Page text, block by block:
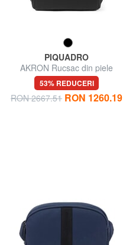
PIQUADRO
AKRON Rucsac din piele
pentru laptop de 15,6"
53% REDUCERI
RON 2667.51 RON 1260.19